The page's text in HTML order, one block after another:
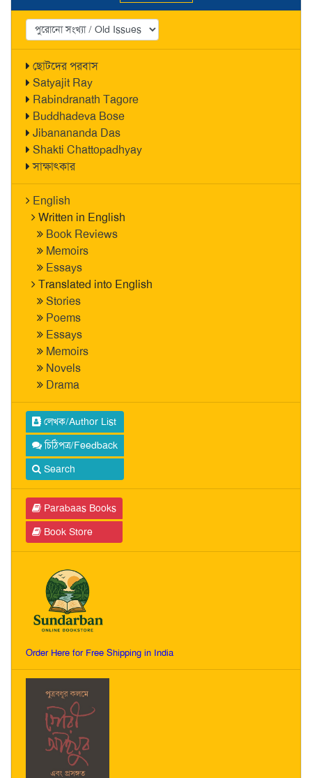
ছোটদের পরবাস
Satyajit Ray
Rabindranath Tagore
Buddhadeva Bose
Jibanananda Das
Shakti Chattopadhyay
সাক্ষাৎকার
English
Written in English
Book Reviews
Memoirs
Essays
Translated into English
Stories
Poems
Essays
Memoirs
Novels
Drama
লেখক/Author List
চিঠিপত্র/Feedback
Search
Parabaas Books
Book Store
Order Here for Free Shipping in India